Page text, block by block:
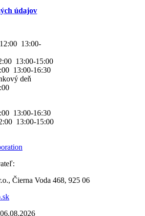
údajov
13:00-
13:00-15:00
13:00-16:30
deň
13:00-16:30
13:00-15:00
Čierna Voda 468, 925 06